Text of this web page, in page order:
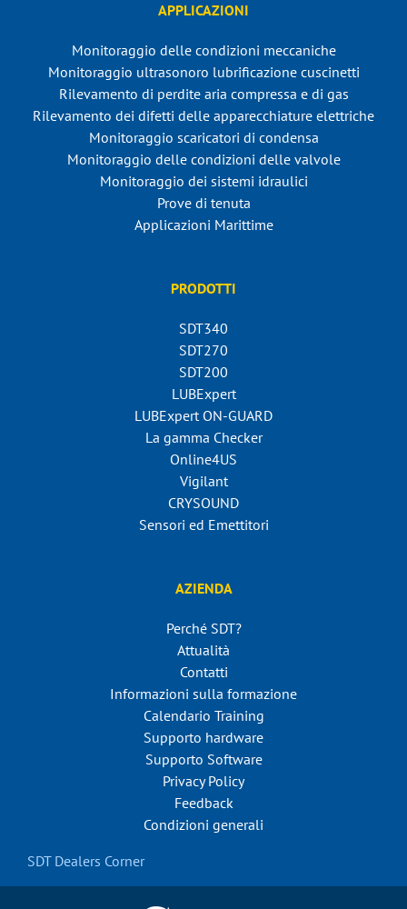
APPLICAZIONI
Monitoraggio delle condizioni meccaniche
Monitoraggio ultrasonoro lubrificazione cuscinetti
Rilevamento di perdite aria compressa e di gas
Rilevamento dei difetti delle apparecchiature elettriche
Monitoraggio scaricatori di condensa
Monitoraggio delle condizioni delle valvole
Monitoraggio dei sistemi idraulici
Prove di tenuta
Applicazioni Marittime
PRODOTTI
SDT340
SDT270
SDT200
LUBExpert
LUBExpert ON-GUARD
La gamma Checker
Online4US
Vigilant
CRYSOUND
Sensori ed Emettitori
AZIENDA
Perché SDT?
Attualità
Contatti
Informazioni sulla formazione
Calendario Training
Supporto hardware
Supporto Software
Privacy Policy
Feedback
Condizioni generali
SDT Dealers Corner